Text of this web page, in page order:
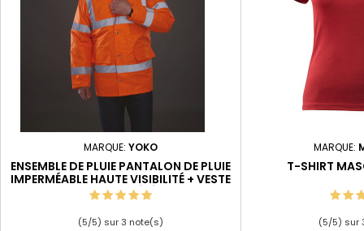
MARQUE: YOKO
ENSEMBLE DE PLUIE PANTALON DE PLUIE
IMPERMÉABLE HAUTE VISIBILITÉ + VESTE
DE PLUIE ÉTÉ
(5/5) sur3 note(s)
MARQUE:
T-SHIRT
(5/5) sur